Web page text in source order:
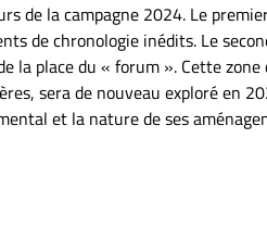
de la campagne 2024. Le
de chronologie inédits. Le
la place du « forum ». Cette zone
sera de nouveau exploré en
et la nature de ses